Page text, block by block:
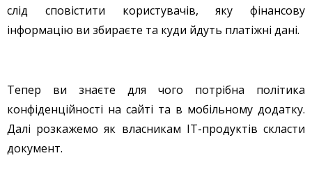
слід сповістити користувачів, яку фінансову
інформацію ви збираєте та куди йдуть платіжні дані.
Тепер ви знаєте для чого потрібна політика
конфіденційності на сайті та в мобільному додатку.
Далі розкажемо як власникам IT-продуктів скласти
документ.